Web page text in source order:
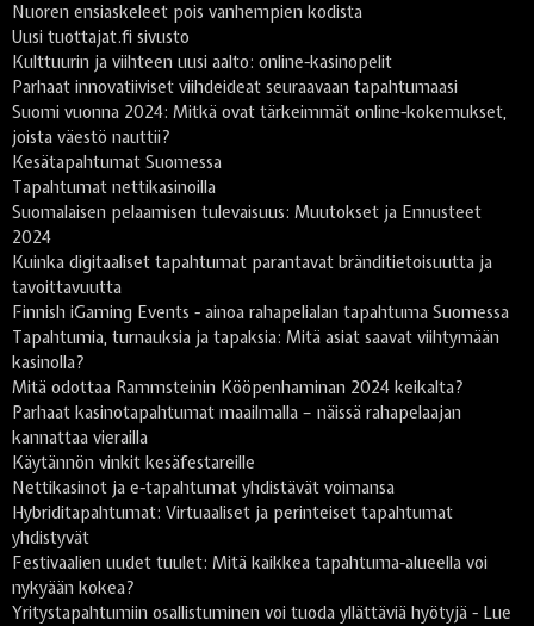
Nuoren ensiaskeleet pois vanhempien kodista
Uusi tuottajat.fi sivusto
Kulttuurin ja viihteen uusi aalto: online-kasinopelit
Parhaat innovatiiviset viihdeideat seuraavaan tapahtumaasi
Suomi vuonna 2024: Mitkä ovat tärkeimmät online-kokemukset,
joista väestö nauttii?
Kesätapahtumat Suomessa
Tapahtumat nettikasinoilla
Suomalaisen pelaamisen tulevaisuus: Muutokset ja Ennusteet
2024
Kuinka digitaaliset tapahtumat parantavat bränditietoisuutta ja
tavoittavuutta
Finnish iGaming Events - ainoa rahapelialan tapahtuma Suomessa
Tapahtumia, turnauksia ja tapaksia: Mitä asiat saavat viihtymään
kasinolla?
Mitä odottaa Rammsteinin Kööpenhaminan 2024 keikalta?
Parhaat kasinotapahtumat maailmalla – näissä rahapelaajan
kannattaa vierailla
Käytännön vinkit kesäfestareille
Nettikasinot ja e-tapahtumat yhdistävät voimansa
Hybriditapahtumat: Virtuaaliset ja perinteiset tapahtumat
yhdistyvät
Festivaalien uudet tuulet: Mitä kaikkea tapahtuma-alueella voi
nykyään kokea?
Yritystapahtumiin osallistuminen voi tuoda yllättäviä hyötyjä - Lue